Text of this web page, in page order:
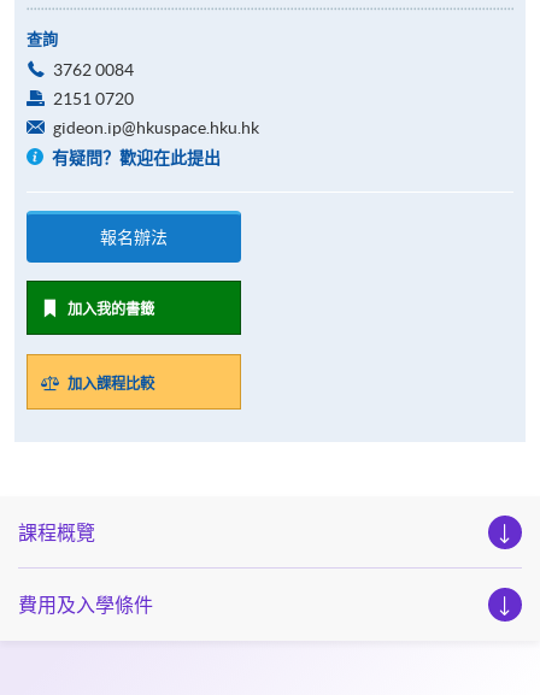
查詢
3762 0084
2151 0720
gideon.ip@hkuspace.hku.hk
有疑問？歡迎在此提出
報名辦法
加入我的書籤
加入課程比較
課程概覽
費用及入學條件